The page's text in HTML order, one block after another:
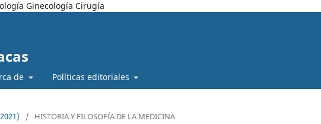
Ginecología Cirugía
de Políticas editoriales
/ HISTORIA Y FILOSOFÍA DE LA MEDICINA